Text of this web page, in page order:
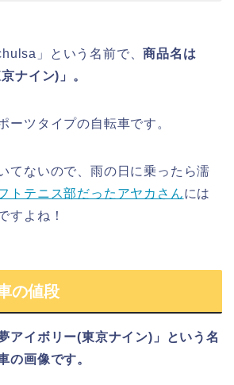
」という名前で、商品名は
ナイン) 」。
ーツタイプの自転車です。
てないので、雨の日に乗ったら濡
トテニス部だったアヤカさんには
すよね！
の値段
アイボリー(東京ナイン) 」という名
の画像です。